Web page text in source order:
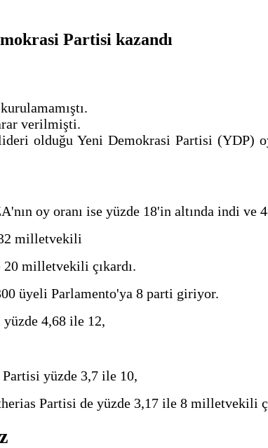
Partisi kazandı
verilmişti.
olduğu Yeni Demokrasi Partisi (YDP)
oy oranı ise yüzde 18'in altında indi
milletvekili
milletvekili çıkardı.
üyeli Parlamento'ya 8 parti giriyor.
yüzde 4,68 ile 12,
yüzde 3,7 ile 10,
Partisi de yüzde 3,17 ile 8 milletvekili